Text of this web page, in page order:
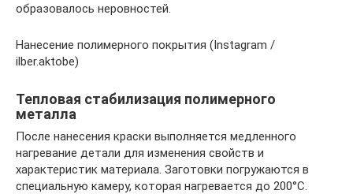
образовалось неровностей.
Нанесение полимерного покрытия (Instagram /
ilber.aktobe)
Тепловая стабилизация полимерного
металла
После нанесения краски выполняется медленного
нагревание детали для изменения свойств и
характеристик материала. Заготовки погружаются в
специальную камеру, которая нагревается до 200°С.